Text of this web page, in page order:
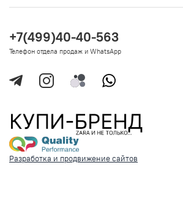
+7(499)40-40-563
Телефон отдела продаж и WhatsApp
Разработка и продвижение сайтов